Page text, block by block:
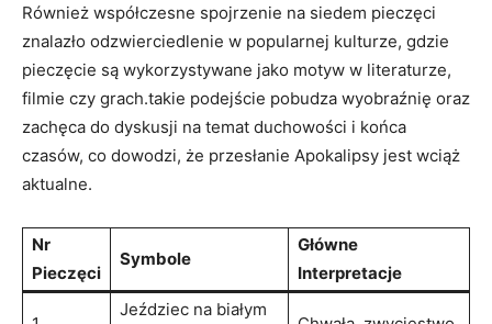
Również współczesne spojrzenie na siedem⁤ pieczęci
znalazło ⁤odzwierciedlenie w ‍popularnej ​kulturze, gdzie
pieczęcie są ⁢wykorzystywane‌ jako motyw‌ w literaturze,⁤
filmie czy grach.takie ‌podejście pobudza wyobraźnię oraz
zachęca do ⁣dyskusji na temat ​duchowości i końca
czasów, co⁢ dowodzi, że⁣ przesłanie Apokalipsy jest wciąż
aktualne.
Nr
Pieczęci
Symbole
Główne
Interpretacje
Jeździec na białym